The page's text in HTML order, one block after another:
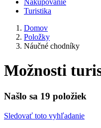
Nakupovanie
Turistika
Domov
Položky
Náučné chodníky
Možnosti
Našlo sa 19 položiek
Sledovať toto vyhľadanie